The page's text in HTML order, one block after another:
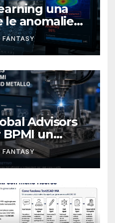
una
le anomalie
FANTASY
Advisors
un
stampa 3D
alla filiera
FANTASY